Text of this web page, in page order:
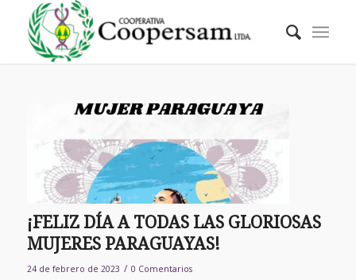
¡FELIZ DÍA A TODAS LAS GLORIOSAS
MUJERES PARAGUAYAS!
24 de febrero de 2023 / 0 Comentarios